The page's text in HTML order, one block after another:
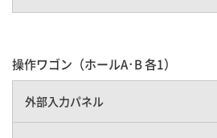
操作ワゴン（ホールA･B 各1）
外部入力パネル